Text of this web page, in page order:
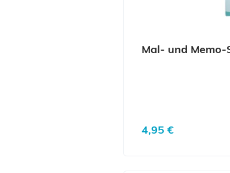
Mal- und Memo-
Regulärer Preis:
4,95 €